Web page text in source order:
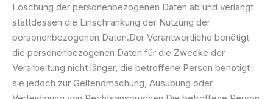
Löschung der personenbezogenen Daten ab und verlangt
stattdessen die Einschränkung der Nutzung der
personenbezogenen Daten.Der Verantwortliche benötigt
die personenbezogenen Daten für die Zwecke der
Verarbeitung nicht länger, die betroffene Person benötigt
sie jedoch zur Geltendmachung, Ausübung oder